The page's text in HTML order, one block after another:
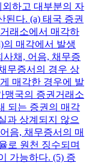
외하고 대부분의 자
된다. (a) 태국 증권
래소에서 매각하
의 매각에서 발생
사채, 어음, 채무증
무증서의 경우 상
매각한 경우에 발
맹국의 증권거래소
되는 증권의 매각
과 상계되지 않으
음, 채무증서의 매
로 원천 징수되며
가능하다. (5) 증